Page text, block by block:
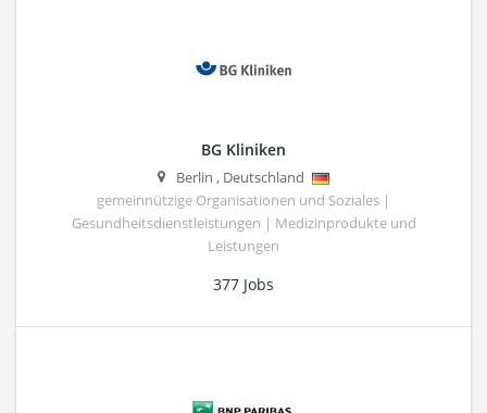
BG Kliniken
Berlin , Deutschland
gemeinnützige Organisationen und Soziales |
Gesundheitsdienstleistungen | Medizinprodukte und
Leistungen
377 Jobs